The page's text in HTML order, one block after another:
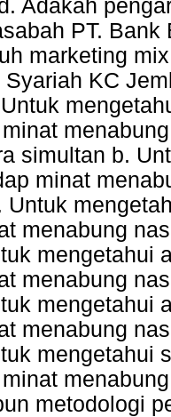
Adakah
PT.
marketing
Syariah KC
simultan b.
minat
Untuk
menabung
mengetahui
menabung
mengetahui
menabung
mengetahui
metodologi